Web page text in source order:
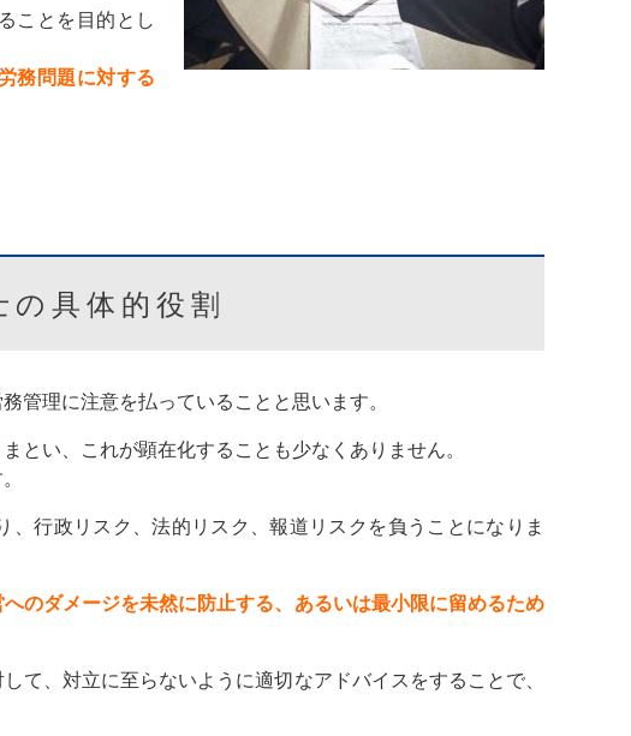
ことを目的とし
務問題に対する
の具体的役割
管理に注意を払っていることと思います。
とい、これが顕在化することも少なくありません。
行政リスク、法的リスク、報道リスクを負うことになりま
のダメージを未然に防止する、あるいは最小限に留めるため
て、対立に至らないように適切なアドバイスをすることで、